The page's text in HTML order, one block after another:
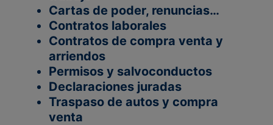
Cartas de poder, renuncias…
Contratos laborales
Contratos de compra venta y
arriendos
Permisos y salvoconductos
Declaraciones juradas
Traspaso de autos y compra
venta